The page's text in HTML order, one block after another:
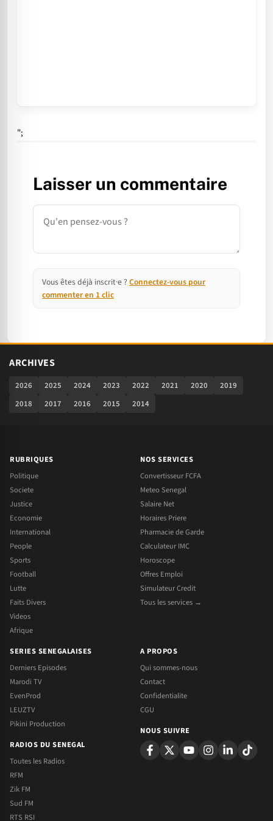
";
Laisser un commentaire
Commentaire
Vous êtes déjà inscrit·e ? Connectez-vous pour
commenter en 1 clic
ARCHIVES
2026 2025 2024 2023 2022 2021 2020
2019
2018
2017 2016 2015 2014
RUBRIQUES
Politique
Societe
Justice
Economie
International
People
Sports
Football
Lutte
Faits Divers
Videos
Afrique
NOS SERVICES
Convertisseur FCFA
Meteo Senegal
Salaire Net
Horaires Priere
Pharmacie de Garde
Calculateur IMC
Horoscope
Offres Emploi
Simulateur Credit
Tous les services →
SERIES SENEGALAISES
Derniers Episodes
Marodi TV
EvenProd
LEUZTV
Pikini Production
RADIOS DU SENEGAL
Toutes les Radios
RFM
Zik FM
Sud FM
RTS RSI
A PROPOS
Qui sommes-nous
Contact
Confidentialite
CGU
NOUS SUIVRE